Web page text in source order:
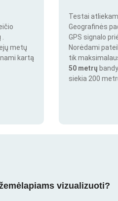
metų
kartą
Testai
Geografinės
GPS signalo
Norėdami
tik
50 metrų
siekia 200
vizualizuoti?